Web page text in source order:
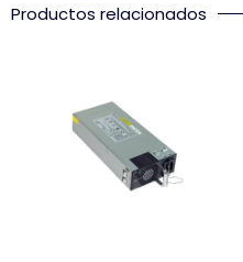
Productos relacionados